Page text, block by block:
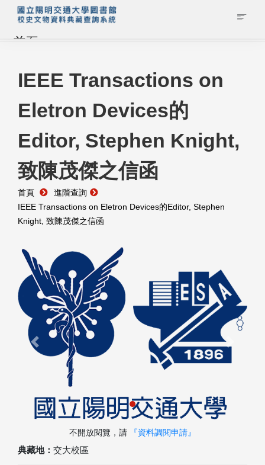
首頁
藏品查詢
校史館簡介
藏品清單全覽
資料調閱申請
管理者登入
IEEE Transactions on
Eletron Devices的
Editor, Stephen Knight,
致陳茂傑之信函
首頁
進階查詢
IEEE Transactions on Eletron Devices的Editor, Stephen
Knight, 致陳茂傑之信函
典藏地： 交大校區
Previous Next
不開放閱覽，請 『資料調閱申請』